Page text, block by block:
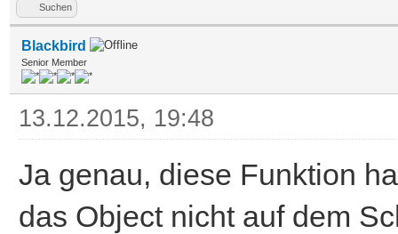
Suchen
Blackbird
Senior Member
13.12.2015, 19:48
Ja genau, diese Funktion
das Object nicht auf dem